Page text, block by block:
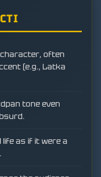
character, often
(e.g., Latka
tone even
as if it were a